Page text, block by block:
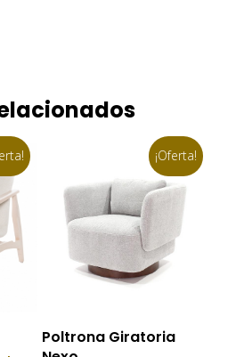
¡Oferta!
Añadir Al Carrito
Poltrona Giratoria